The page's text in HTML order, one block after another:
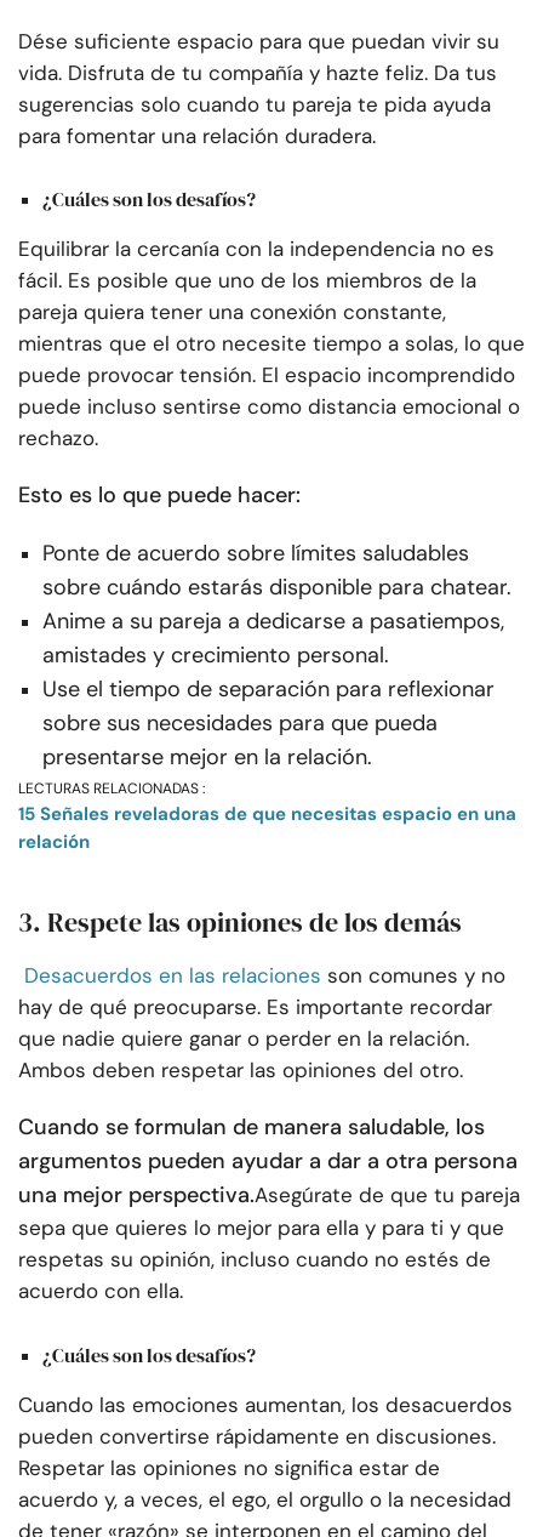
Dése suficiente espacio para que puedan vivir su
vida. Disfruta de tu compañía y hazte feliz. Da tus
sugerencias solo cuando tu pareja te pida ayuda
para fomentar una relación duradera.
¿Cuáles son los desafíos?
Equilibrar la cercanía con la independencia no es
fácil. Es posible que uno de los miembros de la
pareja quiera tener una conexión constante,
mientras que el otro necesite tiempo a solas, lo que
puede provocar tensión. El espacio incomprendido
puede incluso sentirse como distancia emocional o
rechazo.
Esto es lo que puede hacer:
Ponte de acuerdo sobre límites saludables
sobre cuándo estarás disponible para chatear.
Anime a su pareja a dedicarse a pasatiempos,
amistades y crecimiento personal.
Use el tiempo de separación para reflexionar
sobre sus necesidades para que pueda
presentarse mejor en la relación.
LECTURAS RELACIONADAS :
15 Señales reveladoras de que necesitas espacio en una
relación
3. Respete las opiniones de los demás
Desacuerdos en las relaciones son comunes y no
hay de qué preocuparse. Es importante recordar
que nadie quiere ganar o perder en la relación.
Ambos deben respetar las opiniones del otro.
Cuando se formulan de manera saludable, los
argumentos pueden ayudar a dar a otra persona
una mejor perspectiva.Asegúrate de que tu pareja
sepa que quieres lo mejor para ella y para ti y que
respetas su opinión, incluso cuando no estés de
acuerdo con ella.
¿Cuáles son los desafíos?
Cuando las emociones aumentan, los desacuerdos
pueden convertirse rápidamente en discusiones.
Respetar las opiniones no significa estar de
acuerdo y, a veces, el ego, el orgullo o la necesidad
de tener «razón» se interponen en el camino del